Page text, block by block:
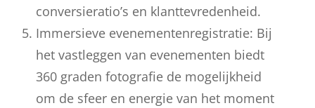
conversieratio’s en klanttevredenheid.
Immersieve evenementenregistratie: Bij
het vastleggen van evenementen biedt
360 graden fotografie de mogelijkheid
om de sfeer en energie van het moment